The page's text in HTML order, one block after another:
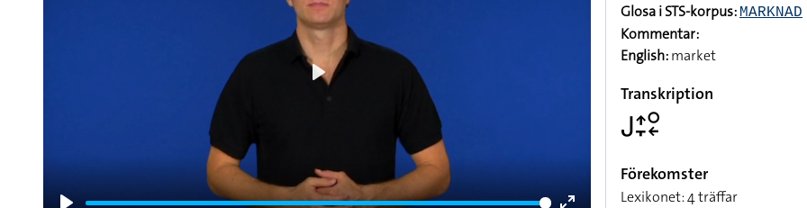
Glosa i STS-korpus: MARKNAD
Kommentar:
English:market
Transkription
􌤢􌤴􌥙􌥰􌦈
Förekomster
Lexikonet: 4 träffar